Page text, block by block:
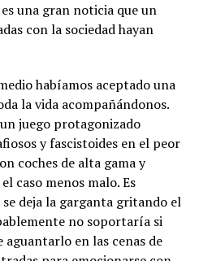
una gran noticia que un
con la sociedad hayan
habíamos aceptado una
la vida acompañándonos.
juego protagonizado
y fascistoides en el peor
coches de alta gama y
caso menos malo. Es
deja la garganta gritando el
no soportaría si
en las cenas de